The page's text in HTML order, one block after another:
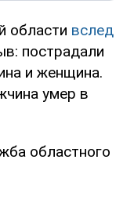
области вслед
пострадали
и женщина.
умер в
областного